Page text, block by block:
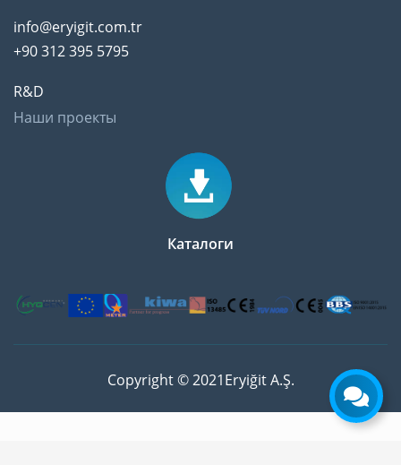
info@eryigit.com.tr
+90 312 395 5795
R&D
Наши проекты
Каталоги
Copyright © 2021Eryiğit A.Ş.